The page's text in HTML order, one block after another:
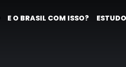
E O BRASIL COM ISSO?